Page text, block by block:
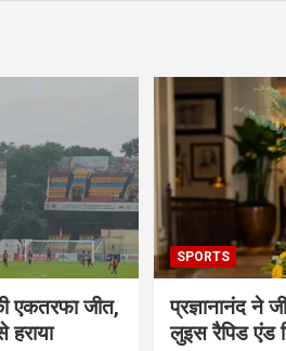
एकतरफा जीत,
SPORTS
प्रज्ञानानंद ने
लुइस रैपिड एंड